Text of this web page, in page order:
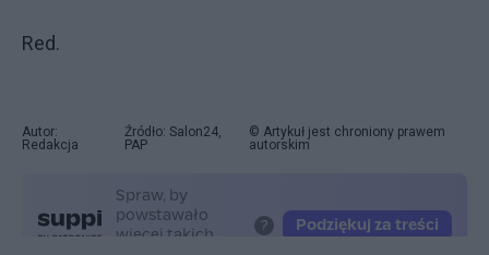
Red.
Autor:
Redakcja
Źródło: Salon24,
PAP
© Artykuł jest chroniony prawem
autorskim